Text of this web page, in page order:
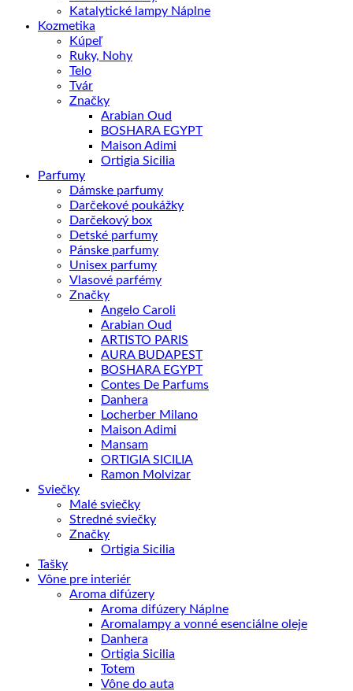
Katalytické lampy Náplne
Kozmetika
Kúpeľ
Ruky, Nohy
Telo
Tvár
Značky
Arabian Oud
BOSHARA EGYPT
Maison Adimi
Ortigia Sicilia
Parfumy
Dámske parfumy
Darčekové poukážky
Darčekový box
Detské parfumy
Pánske parfumy
Unisex parfumy
Vlasové parfémy
Značky
Angelo Caroli
Arabian Oud
ARTISTO PARIS
AURA BUDAPEST
BOSHARA EGYPT
Contes De Parfums
Danhera
Locherber Milano
Maison Adimi
Mansam
ORTIGIA SICILIA
Ramon Molvizar
Sviečky
Malé sviečky
Stredné sviečky
Značky
Ortigia Sicilia
Tašky
Vône pre interiér
Aroma difúzery
Aroma difúzery Náplne
Aromalampy a vonné esenciálne oleje
Danhera
Ortigia Sicilia
Totem
Vône do auta